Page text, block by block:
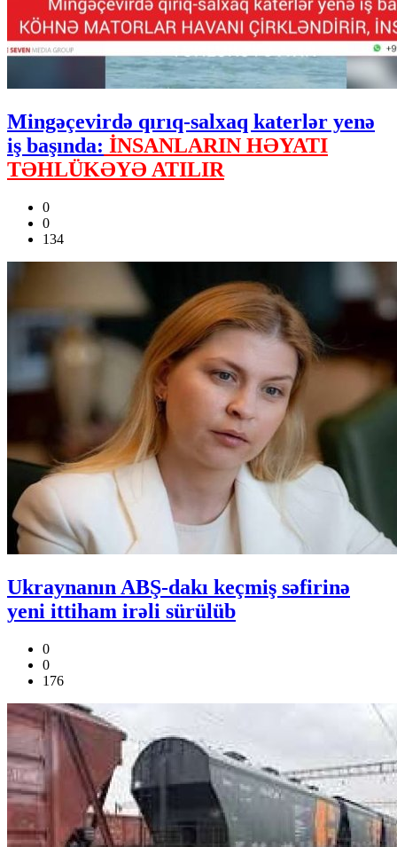
Mingəçevirdə qırıq-salxaq katerlər yenə
iş başında: İNSANLARIN HƏYATI
TƏHLÜKƏYƏ ATILIR
0
0
134
Ukraynanın ABŞ-dakı keçmiş səfirinə
yeni ittiham irəli sürülüb
0
0
176